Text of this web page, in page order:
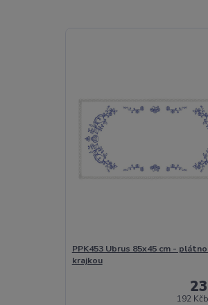
PPK453 Ubrus 85x45 cm -
krajkou
192 Kč